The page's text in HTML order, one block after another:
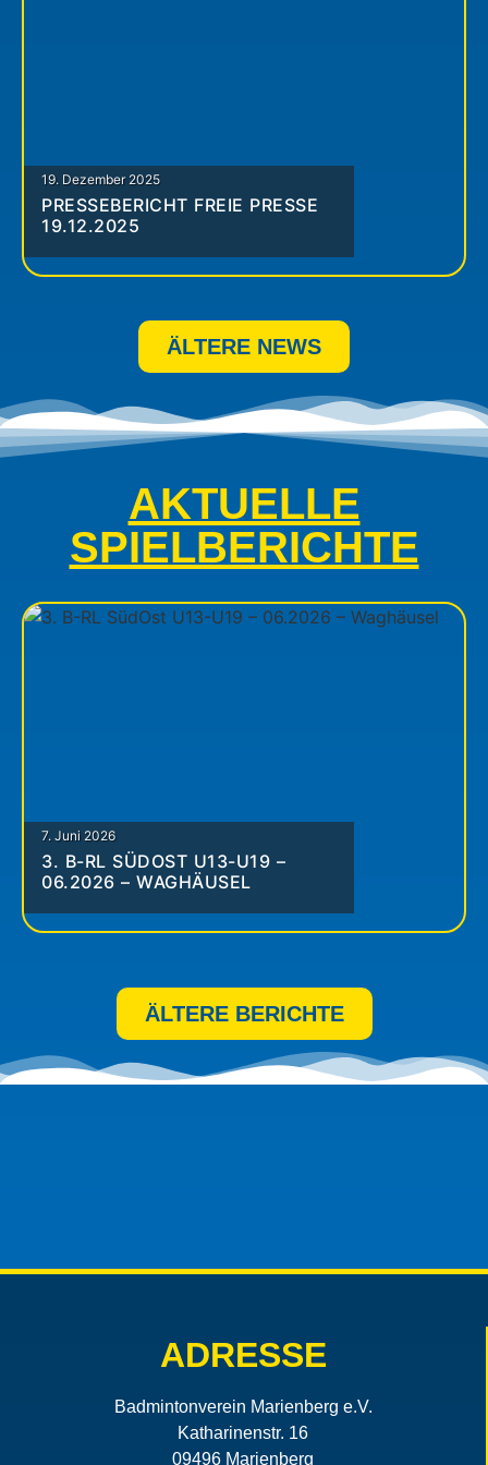
19. Dezember 2025
PRESSEBERICHT FREIE PRESSE
19.12.2025
ÄLTERE NEWS
AKTUELLE
SPIELBERICHTE
7. Juni 2026
3. B-RL SÜDOST U13-U19 –
06.2026 – WAGHÄUSEL
ÄLTERE BERICHTE
ADRESSE
Badmintonverein Marienberg e.V.
Katharinenstr. 16
09496 Marienberg